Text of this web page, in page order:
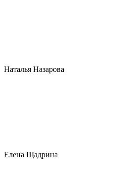
Наталья Назарова
Елена Щадрина